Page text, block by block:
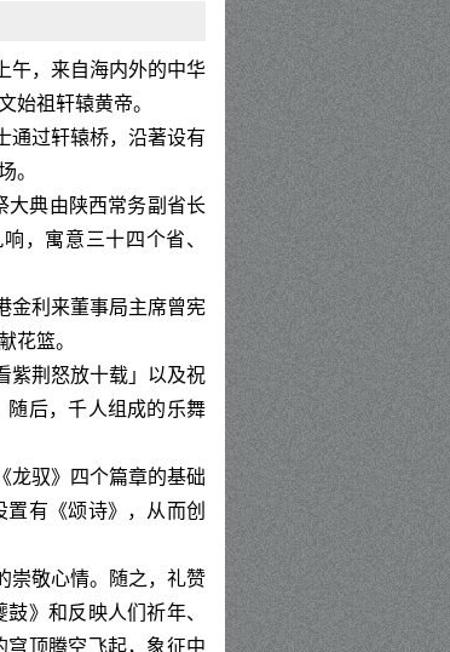
午，来自海内外的中华
始祖轩辕黄帝。
通过轩辕桥，沿著设有
。
大典由陕西常务副省长
，寓意三十四个省、
金利来董事局主席曾宪
花篮。
紫荆怒放十载」以及祝
随后，千人组成的乐舞
龙驭》四个篇章的基础
有《颂诗》，从而创
崇敬心情。随之，礼赞
》和反映人们祈年、
顶腾空飞起，象征中